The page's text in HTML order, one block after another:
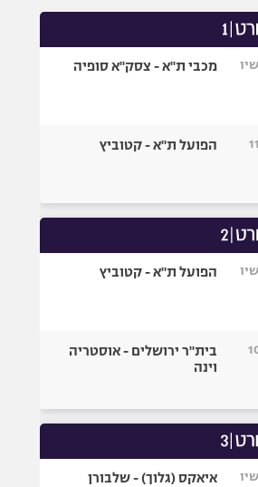
מכבי ת"א - צסק"א סופיה
הפועל ת"א - קטוביץ
הפועל ת"א - קטוביץ
בית"ר ירושלים - אוסטריה
וינה
איאקס (גלוך) - שלבורן